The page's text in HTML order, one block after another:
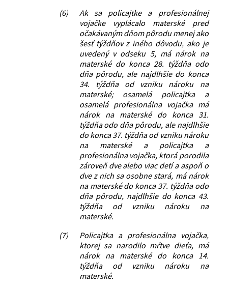
(6)
Ak sa policajtke a profesionálnej
vojačke vyplácalo materské pred
očakávaným dňom pôrodu menej ako
šesť týždňov z iného dôvodu, ako je
uvedený v odseku 5, má nárok na
materské do konca 28. týždňa odo
dňa pôrodu, ale najdlhšie do konca
34. týždňa od vzniku nároku na
materské; osamelá policajtka a
osamelá profesionálna vojačka má
nárok na materské do konca 31.
týždňa odo dňa pôrodu, ale najdlhšie
do konca 37. týždňa od vzniku nároku
na materské a policajtka a
profesionálna vojačka, ktorá porodila
zároveň dve alebo viac detí a aspoň o
dve z nich sa osobne stará, má nárok
na materské do konca 37. týždňa odo
dňa pôrodu, najdlhšie do konca 43.
týždňa od vzniku nároku na
materské.
(7)
Policajtka a profesionálna vojačka,
ktorej sa narodilo mŕtve dieťa, má
nárok na materské do konca 14.
týždňa od vzniku nároku na
materské.